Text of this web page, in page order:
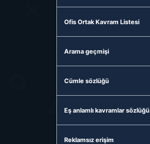
Ofis Ortak Kavram Listesi
Arama geçmişi
Cümle sözlüğü
Eş anlamlı kavramlar sözlüğü
Reklamsız erişim